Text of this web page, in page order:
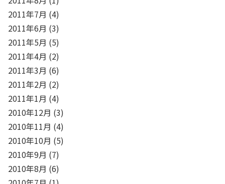
2011年7月 (4)
2011年6月 (3)
2011年5月 (5)
2011年4月 (2)
2011年3月 (6)
2011年2月 (2)
2011年1月 (4)
2010年12月 (3)
2010年11月 (4)
2010年10月 (5)
2010年9月 (7)
2010年8月 (6)